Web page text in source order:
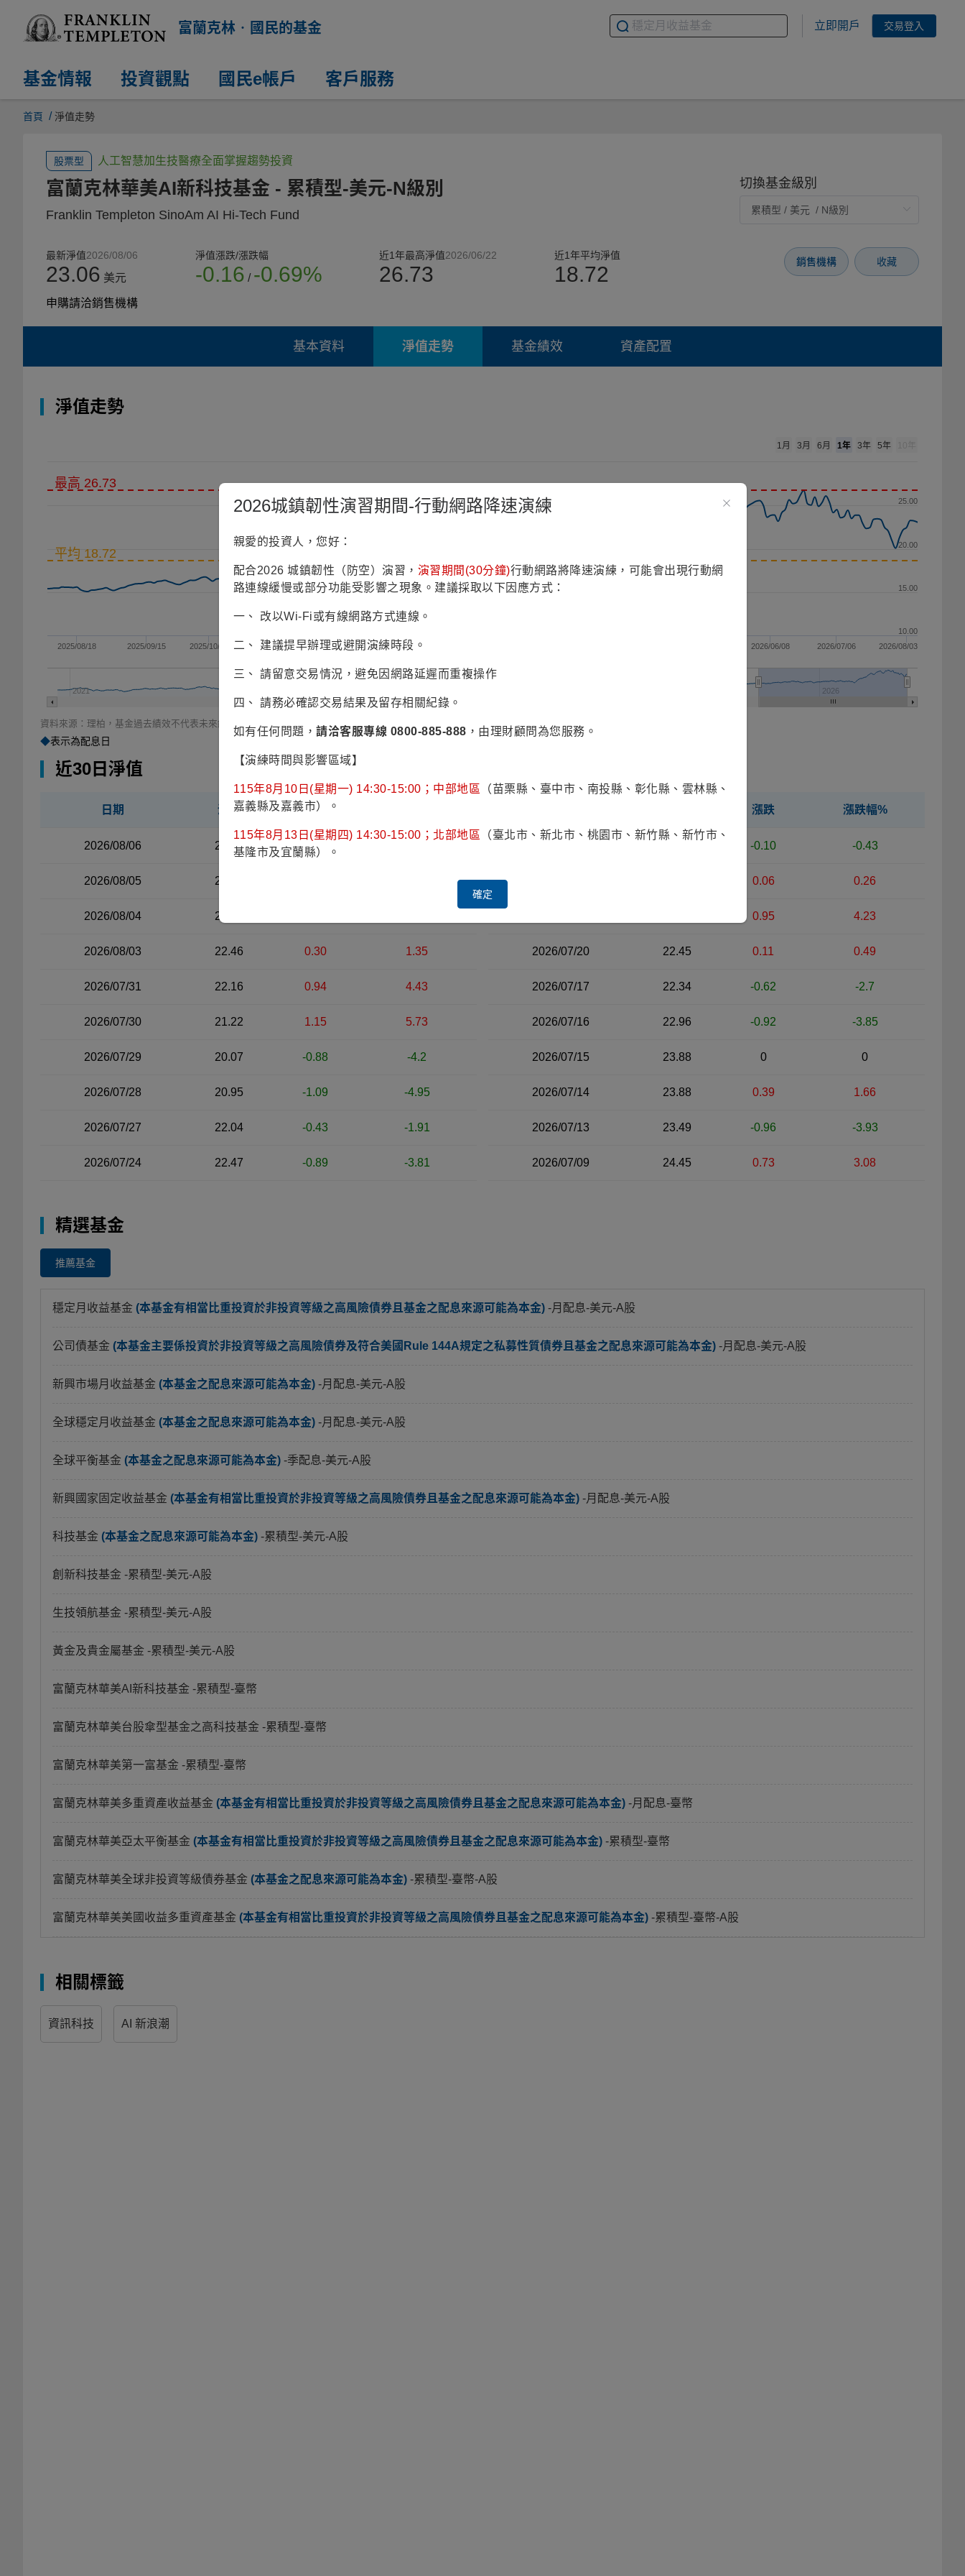
富蘭克林‧國民的基金
搜尋基金
請輸入您想搜尋的基金關鍵字
立即開戶 交易登入
基金情報 投資觀點 國民e帳戶 客戶服務
首頁 / 淨值走勢
股票型 人工智慧加生技醫療全面掌握趨勢投資
富蘭克林華美AI新科技基金 - 累積型-美元-N級別
Franklin Templeton SinoAm AI Hi-Tech Fund
切換基金級別
最新淨值2026/08/06
23.06 美元
淨值漲跌/漲跌幅
-0.16 / -0.69%
近1年最高淨值2026/06/22
26.73
近1年平均淨值
18.72
銷售機構 收藏
申購請洽銷售機構
基本資料 淨值走勢 基金績效 資產配置
淨值走勢
最高 26.73
平均 18.72
2025/08/18 2025/09/15 2025/10/13 2025/11/10 2025/12/08 2026/01/05 2026/06/08 2026/07/06 2026/08/03
2021 2026
20.00
10.00
15.00
25.00
1月 3月 6月 1年 3年 5年
資料來源：理柏，基金過去績效不代表未來績效之表現。
◆表示為配息日
近30日淨值
日期 淨值 漲跌
2026/08/06 23.06 -0.16
2026/08/05 23.22
2026/08/04 23.27
2026/08/03 22.46 0.30 1.35
2026/07/31 22.16 0.94 4.43
2026/07/30 21.22 1.15 5.73
2026/07/29 20.07 -0.88 -4.2
2026/07/28 20.95 -1.09 -4.95
2026/07/27 22.04 -0.43 -1.91
2026/07/24 22.47 -0.89 -3.81
近30日淨值資料表（右側）
漲跌 漲跌幅%
-0.10 -0.43
0.06 0.26
0.95 4.23
2026/07/20 22.45 0.11 0.49
2026/07/17 22.34 -0.62 -2.7
2026/07/16 22.96 -0.92 -3.85
2026/07/15 23.88 0 0
2026/07/14 23.88 0.39 1.66
2026/07/13 23.49 -0.96 -3.93
2026/07/09 24.45 0.73 3.08
精選基金
推薦基金
穩定月收益基金 (本基金有相當比重投資於非投資等級之高風險債券且基金之配息來源可能為本金) -月配息-美元-A股
公司債基金 (本基金主要係投資於非投資等級之高風險債券及符合美國Rule 144A規定之私募性質債券且基金之配息來源可能為本金) -月配息-美元-A股
新興市場月收益基金 (本基金之配息來源可能為本金) -月配息-美元-A股
全球穩定月收益基金 (本基金之配息來源可能為本金) -月配息-美元-A股
全球平衡基金 (本基金之配息來源可能為本金) -季配息-美元-A股
新興國家固定收益基金 (本基金有相當比重投資於非投資等級之高風險債券且基金之配息來源可能為本金) -月配息-美元-A股
科技基金 (本基金之配息來源可能為本金) -累積型-美元-A股
創新科技基金 -累積型-美元-A股
生技領航基金 -累積型-美元-A股
黃金及貴金屬基金 -累積型-美元-A股
富蘭克林華美AI新科技基金 -累積型-臺幣
富蘭克林華美台股傘型基金之高科技基金 -累積型-臺幣
富蘭克林華美第一富基金 -累積型-臺幣
富蘭克林華美多重資產收益基金 (本基金有相當比重投資於非投資等級之高風險債券且基金之配息來源可能為本金) -月配息-臺幣
富蘭克林華美亞太平衡基金 (本基金有相當比重投資於非投資等級之高風險債券且基金之配息來源可能為本金) -累積型-臺幣
富蘭克林華美全球非投資等級債券基金 (本基金之配息來源可能為本金) -累積型-臺幣-A股
富蘭克林華美美國收益多重資產基金 (本基金有相當比重投資於非投資等級之高風險債券且基金之配息來源可能為本金) -累積型-臺幣-A股
相關標籤
資訊科技 AI 新浪潮
2026城鎮韌性演習期間-行動網路降速演練
親愛的投資人，您好：
配合2026 城鎮韌性（防空）演習， 演習期間(30分鐘)行動網路將降速演練，可能會出現行動網
路連線緩慢或部分功能受影響之現象。建議採取以下因應方式：
一、 改以Wi-Fi或有線網路方式連線。
二、 建議提早辦理或避開演練時段。
三、 請留意交易情況，避免因網路延遲而重複操作
四、 請務必確認交易結果及留存相關紀錄。
如有任何問題， 請洽客服專線 0800-885-888 ，由理財顧問為您服務。
【演練時間與影響區域】
115年8月10日(星期一) 14:30-15:00；中部地區
（苗栗縣、臺中市、南投縣、彰化縣、雲林縣、
嘉義縣及嘉義市）。
115年8月13日(星期四) 14:30-15:00；北部地區
（臺北市、新北市、桃園市、新竹縣、新竹市、
基隆市及宜蘭縣）。
確定